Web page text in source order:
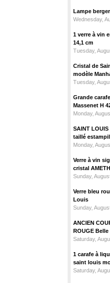
Lampe
Wednesday,
1 verre à vin
14,1 cm
Tuesday,
Cristal de
modèle
Tuesday,
Grande
Massenet H
Monday,
SAINT
taillé
Monday,
Verre à vin
cristal
Sunday,
Verre bleu
Louis
Sunday,
ANCIEN
ROUGE
Saturday,
1 carafe à
saint louis
Saturday,